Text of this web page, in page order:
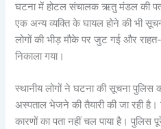
घटना में होटल संचालक ऋतु मंडल की
एक अन्य व्यक्ति के घायल होने की भी
लोगों की भीड़ मौके पर जुट गई और
निकाला गया।
स्थानीय लोगों ने घटना की सूचना पुलिस
अस्पताल भेजने की तैयारी की जा रही
कारणों का पता नहीं चल पाया है। पुलिस